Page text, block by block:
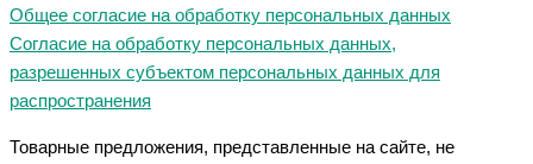
Общее согласие на обработку персональных данных
Согласие на обработку персональных данных,
разрешенных субъектом персональных данных для
распространения
Товарные предложения, представленные на сайте, не